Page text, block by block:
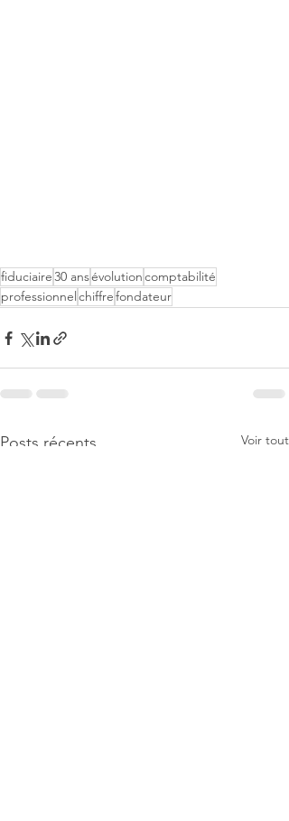
fiduciaire30 ansévolutioncomptabilité
professionnel chiffrefondateur
Posts récents Voir tout